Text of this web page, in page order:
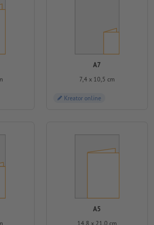
A7
7,4 x 10,5 cm
Kreator online
A5
14,8 x 21,0 cm